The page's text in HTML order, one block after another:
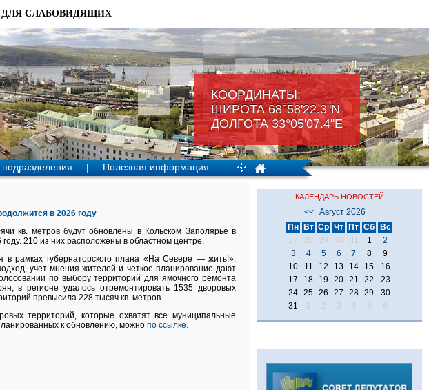
КООРДИНАТЫ:
ШИРОТА 68°58'22.3"N
ДОЛГОТА 33°05'07.4"Е
ДЛЯ СЛАБОВИДЯЩИХ
| Полезная информация
в 2026 году
кв. метров будут обновлены в Кольском Заполярье в
210 из них расположены в областном центре.
в рамках губернаторского плана «На Севере — жить!»,
учет мнения жителей и четкое планирование дают
по выбору территорий для ямочного ремонта
в регионе удалось отремонтировать 1535 дворовых
превысила 228 тысяч кв. метров.
территорий, которые охватят все муниципальные
к обновлению, можно по ссылке.
КАЛЕНДАРЬ НОВОСТЕЙ
<<
Август 2026
Пн
Вт Ср Чт Пт Сб
Вс
27
28 29 30 31 1
2
3
4 5 6 7 8
9
10
11 12 13 14 15
16
17
18 19 20 21 22
23
24 25 26 27 28 29
30
31
1 2 3 4 5 6